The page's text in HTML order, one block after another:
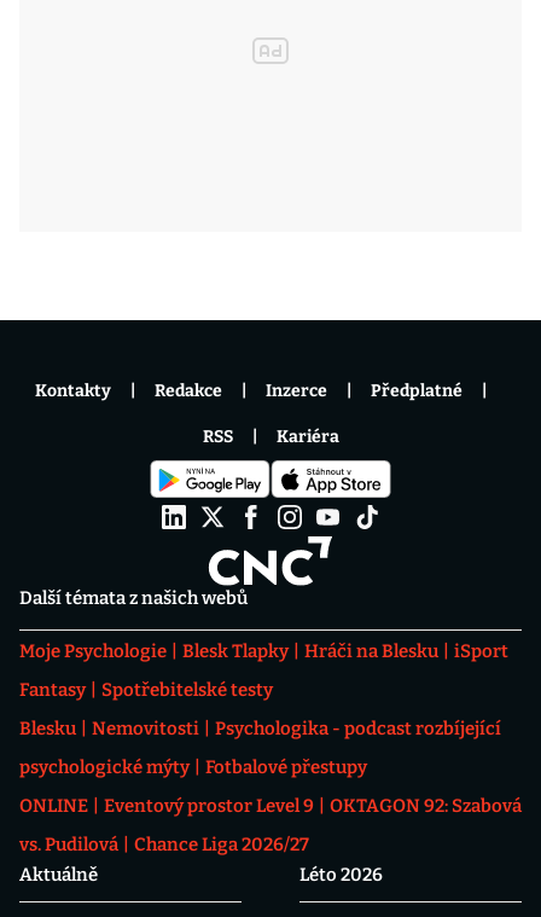
Další témata z našich webů
Moje Psychologie Blesk Tlapky Hráči na Blesku
iSport
Fantasy
Spotřebitelské testy
Blesku
Nemovitosti
Psychologika - podcast rozbíjející
psychologické mýty
Fotbalové přestupy
ONLINE
Eventový prostor Level 9
OKTAGON 92: Szabová
vs. Pudilová
Chance Liga 2026/27
Aktuálně
Léto 2026
Kontakty Redakce Inzerce Předplatné
RSS Kariéra